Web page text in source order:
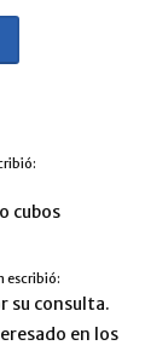
cubos
escribió:
su consulta.
en los